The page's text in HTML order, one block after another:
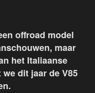
offroad model
maar
het Italiaanse
dit jaar de V85